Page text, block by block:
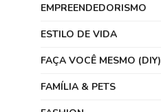
EMPREENDEDORISMO
ESTILO DE VIDA
FAÇA VOCÊ MESMO (DIY)
FAMÍLIA & PETS